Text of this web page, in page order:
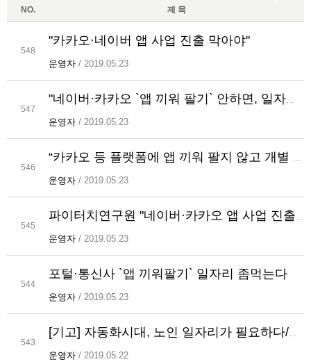
NO. 제 목
548
"카카오·네이버 앱 사업 진출 막아야"
운영자 / 2019.05.23
547
"네이버·카카오 `앱 끼워 팔기` 안하면, 일자리 늘고 기업비용 준다"
운영자 / 2019.05.23
546
“카카오 등 플랫폼에 앱 끼워 팔지 않고 개별 판매시 일자리 8.9% ↑”
운영자 / 2019.05.23
545
파이터치연구원 "네이버·카카오 앱 사업 진출 규제해야"
운영자 / 2019.05.23
544
포털·통신사 `앱 끼워팔기` 일자리 좀먹는다
운영자 / 2019.05.23
543
[기고] 자동화시대, 노인 일자리가 필요하다/유한나 파이터치연구원 선임연구원
운영자 / 2019.05.22